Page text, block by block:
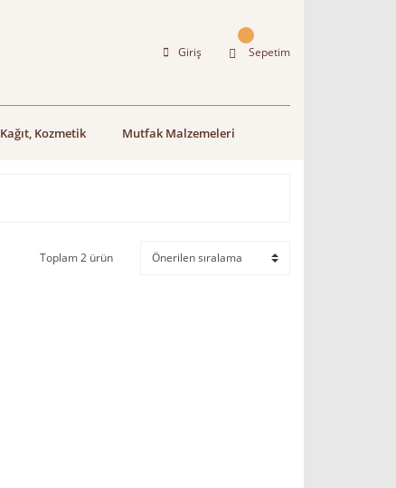
Giriş Sepetim
Kağıt, Kozmetik Mutfak Malzemeleri
Toplam 2 ürün